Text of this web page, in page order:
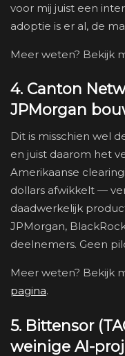
voor mij juist een
adoptie is er al, de
Meer weten? Bekijk
4. Canton
JPMorgan
Dit is misschien wel
en juist daarom het
Amerikaanse
dollars afwikkelt —
daadwerkelijk
JPMorgan,
deelnemers. Geen
Meer weten? Bekijk
pagina.
5. Bittensor
weinige AI-